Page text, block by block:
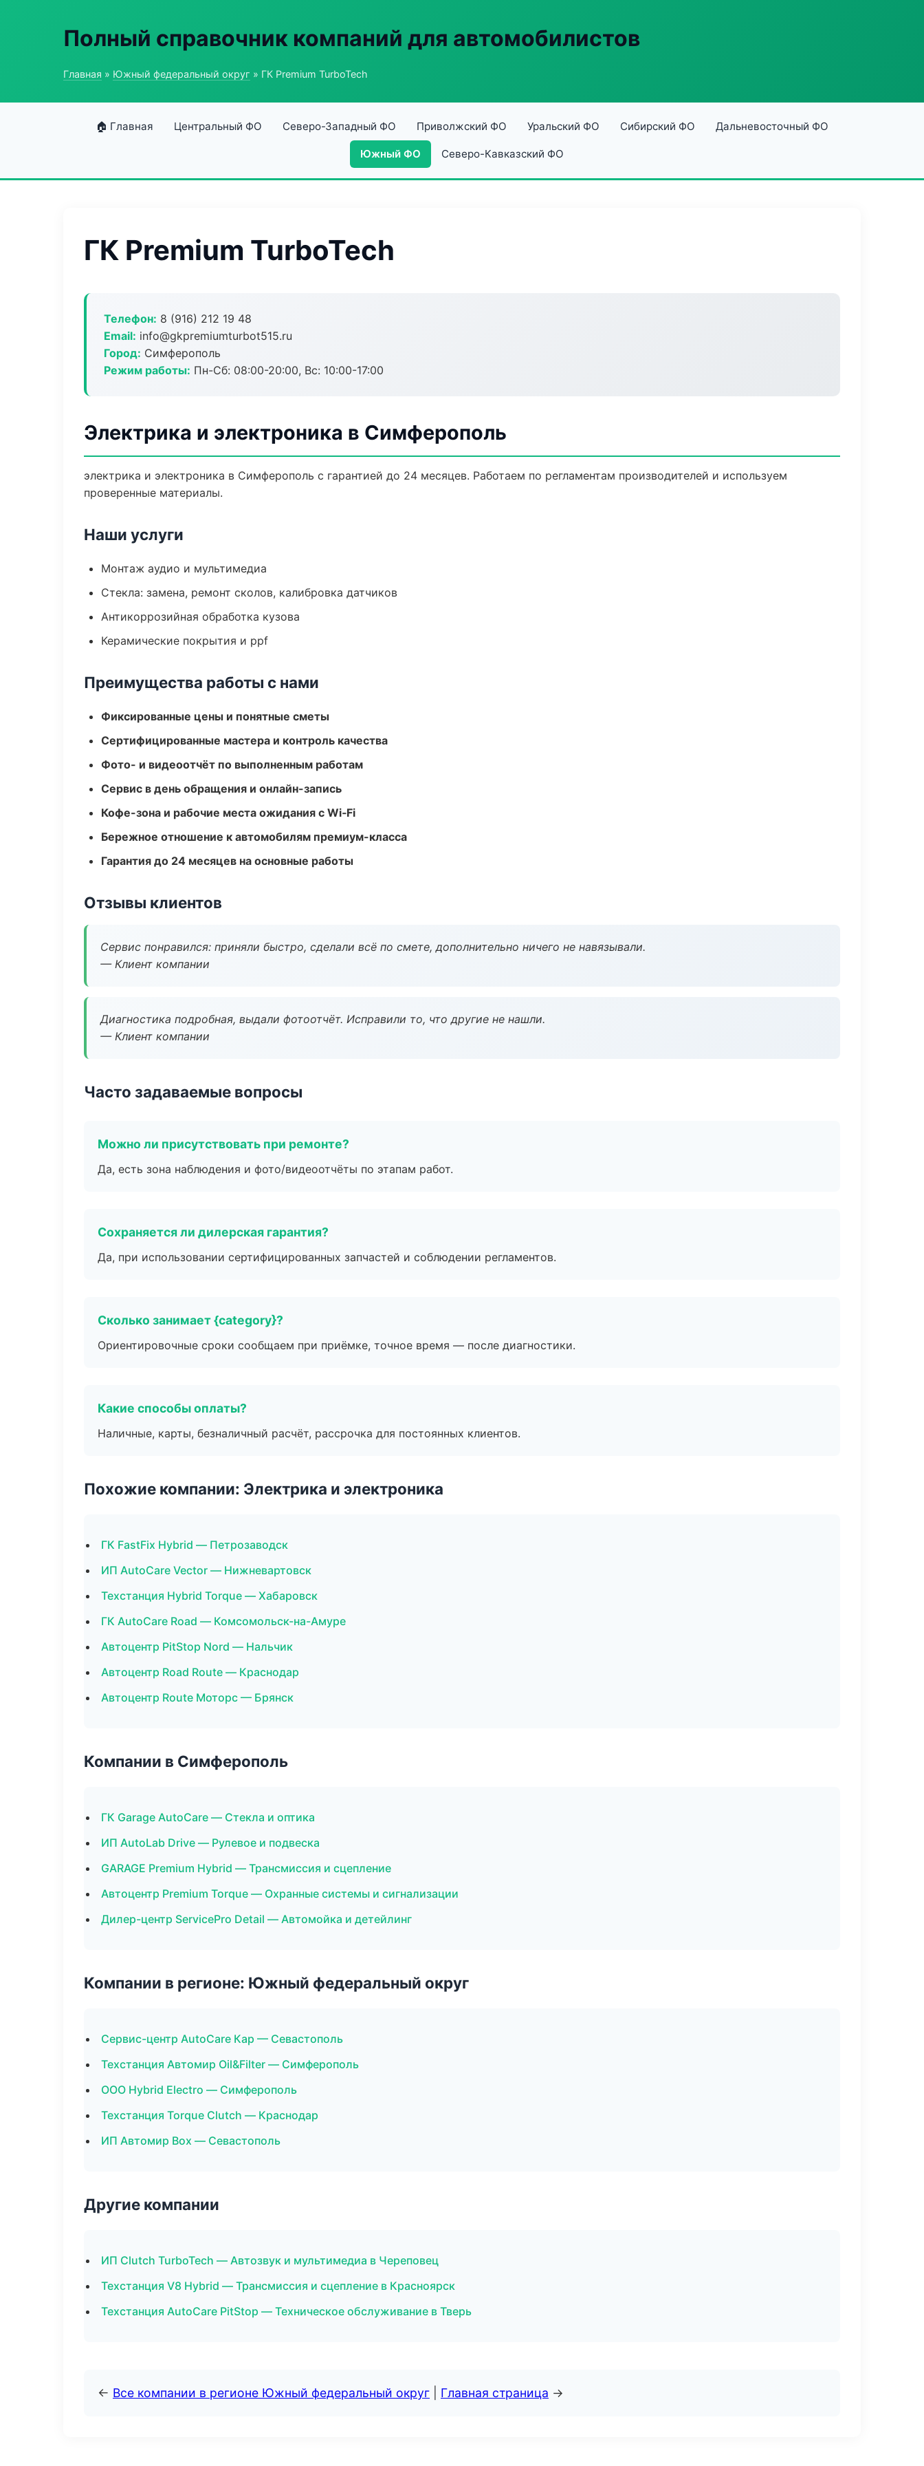
Полный справочник компаний для автомобилистов
Главная » Южный федеральный округ » ГК Premium TurboTech
🏠 Главная Центральный ФО Северо-Западный ФО Приволжский ФО Уральский ФО Сибирский ФО Дальневосточный ФО
Южный ФО Северо-Кавказский ФО
ГК Premium TurboTech
Телефон: 8 (916) 212 19 48
Email: info@gkpremiumturbot515.ru
Город: Симферополь
Режим работы: Пн-Сб: 08:00-20:00, Вс: 10:00-17:00
Электрика и электроника в Симферополь
электрика и электроника в Симферополь с гарантией до 24 месяцев. Работаем по регламентам производителей и используем
проверенные материалы.
Наши услуги
Монтаж аудио и мультимедиа
Стекла: замена, ремонт сколов, калибровка датчиков
Антикоррозийная обработка кузова
Керамические покрытия и ppf
Преимущества работы с нами
Фиксированные цены и понятные сметы
Сертифицированные мастера и контроль качества
Фото- и видеоотчёт по выполненным работам
Сервис в день обращения и онлайн-запись
Кофе-зона и рабочие места ожидания с Wi‑Fi
Бережное отношение к автомобилям премиум-класса
Гарантия до 24 месяцев на основные работы
Отзывы клиентов
Сервис понравился: приняли быстро, сделали всё по смете, дополнительно ничего не навязывали.
— Клиент компании
Диагностика подробная, выдали фотоотчёт. Исправили то, что другие не нашли.
— Клиент компании
Часто задаваемые вопросы
Можно ли присутствовать при ремонте?
Да, есть зона наблюдения и фото/видеоотчёты по этапам работ.
Сохраняется ли дилерская гарантия?
Да, при использовании сертифицированных запчастей и соблюдении регламентов.
Сколько занимает {category}?
Ориентировочные сроки сообщаем при приёмке, точное время — после диагностики.
Какие способы оплаты?
Наличные, карты, безналичный расчёт, рассрочка для постоянных клиентов.
Похожие компании: Электрика и электроника
ГК FastFix Hybrid — Петрозаводск
ИП AutoCare Vector — Нижневартовск
Техстанция Hybrid Torque — Хабаровск
ГК AutoCare Road — Комсомольск-на-Амуре
Автоцентр PitStop Nord — Нальчик
Автоцентр Road Route — Краснодар
Автоцентр Route Моторс — Брянск
Компании в Симферополь
ГК Garage AutoCare — Стекла и оптика
ИП AutoLab Drive — Рулевое и подвеска
GARAGE Premium Hybrid — Трансмиссия и сцепление
Автоцентр Premium Torque — Охранные системы и сигнализации
Дилер-центр ServicePro Detail — Автомойка и детейлинг
Компании в регионе: Южный федеральный округ
Сервис-центр AutoCare Кар — Севастополь
Техстанция Автомир Oil&Filter — Симферополь
ООО Hybrid Electro — Симферополь
Техстанция Torque Clutch — Краснодар
ИП Автомир Box — Севастополь
Другие компании
ИП Clutch TurboTech — Автозвук и мультимедиа в Череповец
Техстанция V8 Hybrid — Трансмиссия и сцепление в Красноярск
Техстанция AutoCare PitStop — Техническое обслуживание в Тверь
← Все компании в регионе Южный федеральный округ Главная страница →